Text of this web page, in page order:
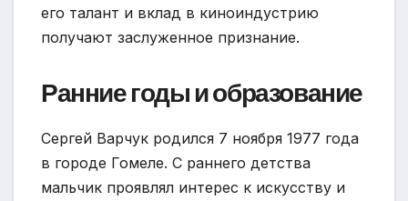
его талант и вклад в киноиндустрию
получают заслуженное признание.
Ранние годы и образование
Сергей Варчук родился 7 ноября 1977 года
в городе Гомеле. С раннего детства
мальчик проявлял интерес к искусству и